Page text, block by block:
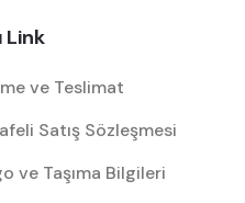
Link
ve Teslimat
Satış Sözleşmesi
ve Taşıma Bilgileri